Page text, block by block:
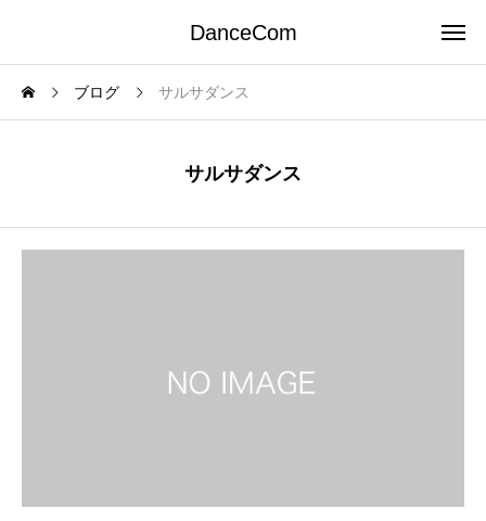
DanceCom
ブログ サルサダンス
サルサダンス